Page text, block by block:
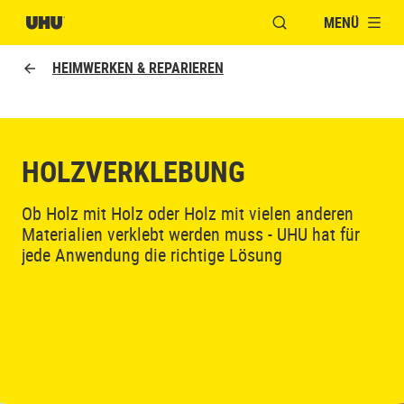
FENSTER FÜR DIE
MENÜ
HEIMWERKEN & REPARIEREN
HOLZVERKLEBUNG
Ob Holz mit Holz oder Holz mit vielen anderen
Materialien verklebt werden muss - UHU hat für
jede Anwendung die richtige Lösung